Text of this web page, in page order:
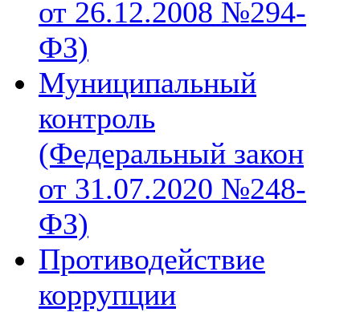
от 26.12.2008 №294-
ФЗ)
Муниципальный
контроль
(Федеральный закон
от 31.07.2020 №248-
ФЗ)
Противодействие
коррупции